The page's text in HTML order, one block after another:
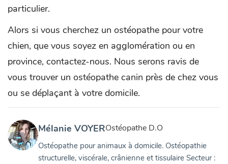
particulier.
Alors si vous cherchez un ostéopathe pour votre
chien, que vous soyez en agglomération ou en
province, contactez-nous. Nous serons ravis de
vous trouver un ostéopathe canin près de chez vous
ou se déplaçant à votre domicile.
Mélanie VOYEROstéopathe D.O
Ostéopathe pour animaux à domicile. Ostéopathie
structurelle, viscérale, crânienne et tissulaire Secteur :